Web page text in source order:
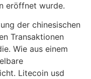
eröffnet wurde.
der chinesischen
Transaktionen
Wie aus einem
Litecoin usd